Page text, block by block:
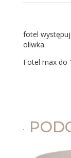
fotel
oliwka.
Fotel max do